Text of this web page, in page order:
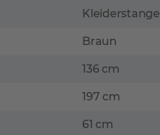
Braun
136 cm
197 cm
61 cm